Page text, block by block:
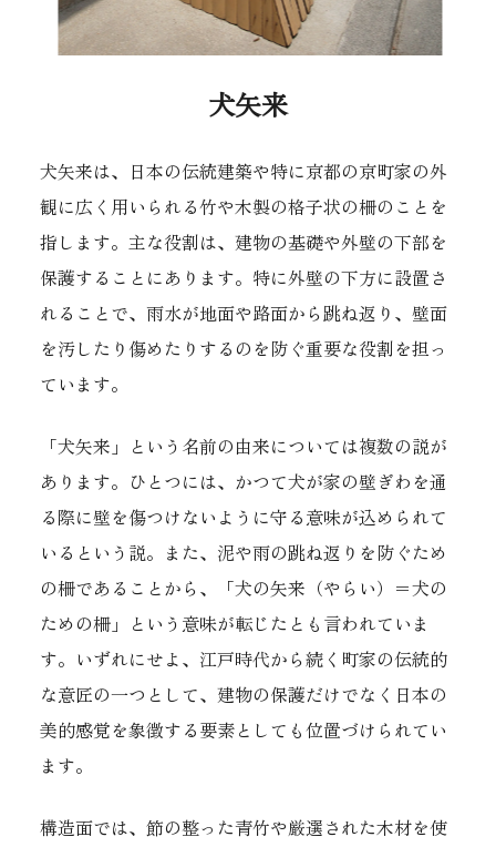
犬矢来
犬矢来は、日本の伝統建築や特に京都の京町家の外
観に広く用いられる竹や木製の格子状の柵のことを
指します。主な役割は、建物の基礎や外壁の下部を
保護することにあります。特に外壁の下方に設置さ
れることで、雨水が地面や路面から跳ね返り、壁面
を汚したり傷めたりするのを防ぐ重要な役割を担っ
ています。
「犬矢来」という名前の由来については複数の説が
あります。ひとつには、かつて犬が家の壁ぎわを通
る際に壁を傷つけないように守る意味が込められて
いるという説。また、泥や雨の跳ね返りを防ぐため
の柵であることから、「犬の矢来（やらい）＝犬の
ための柵」という意味が転じたとも言われていま
す。いずれにせよ、江戸時代から続く町家の伝統的
な意匠の一つとして、建物の保護だけでなく日本の
美的感覚を象徴する要素としても位置づけられてい
ます。
構造面では、節の整った青竹や厳選された木材を使